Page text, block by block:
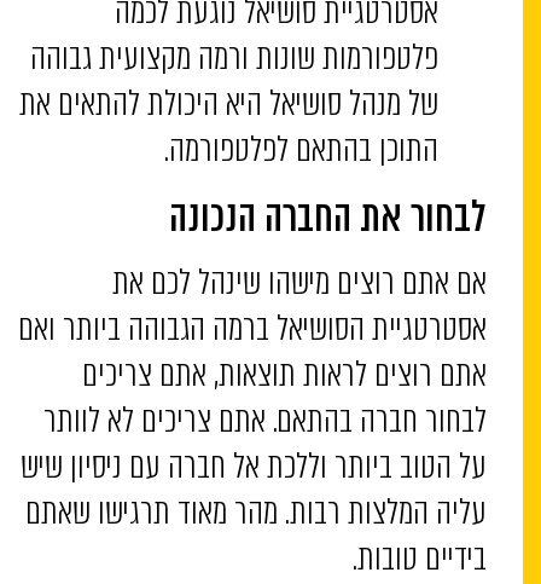
אסטרטגיית סושיאל נוגעת לכמה
פלטפורמות שונות ורמה מקצועית גבוהה
של מנהל סושיאל היא היכולת להתאים את
התוכן בהתאם לפלטפורמה.
לבחור את החברה הנכונה
אם אתם רוצים מישהו שינהל לכם את
אסטרטגיית הסושיאל ברמה הגבוהה ביותר ואם
אתם רוצים לראות תוצאות, אתם צריכים
לבחור חברה בהתאם. אתם צריכים לא לוותר
על הטוב ביותר וללכת אל חברה עם ניסיון שיש
עליה המלצות רבות. מהר מאוד תרגישו שאתם
בידיים טובות.